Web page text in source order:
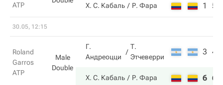
ATP
Х. С. Кабаль Р. Фара 1 5
30.05, 12:15
Roland
Garros
ATP
Male
Double
Г.
Андреоцци
Т.
Этчеверри
3 4
Х. С. Кабаль Р. Фара 6 6